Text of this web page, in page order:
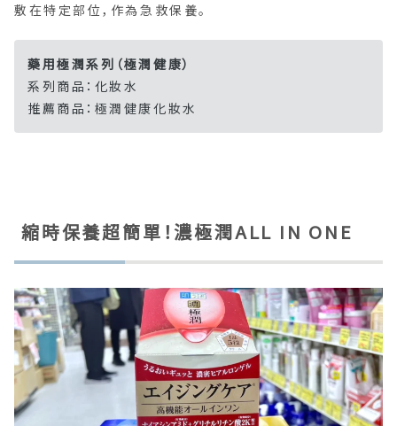
敷在特定部位，作為急救保養。
藥用極潤系列（極潤健康）
系列商品：化妝水
推薦商品：極潤健康化妝水
縮時保養超簡單！濃極潤ALL IN ONE